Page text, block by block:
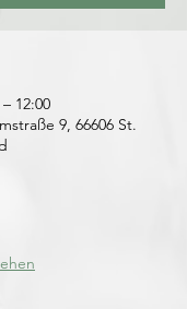
12:00
9, 66606 St.